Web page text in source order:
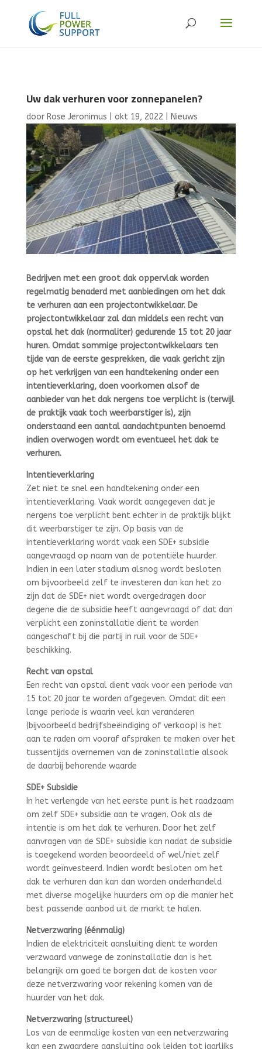
Uw dak verhuren voor zonnepanelen?
door Rose Jeronimus okt 19, 2022 Nieuws
Bedrijven met een groot dak oppervlak worden
regelmatig benaderd met aanbiedingen om het dak
te verhuren aan een projectontwikkelaar. De
projectontwikkelaar zal dan middels een recht van
opstal het dak (normaliter) gedurende 15 tot 20 jaar
huren. Omdat sommige projectontwikkelaars ten
tijde van de eerste gesprekken, die vaak gericht zijn
op het verkrijgen van een handtekening onder een
intentieverklaring, doen voorkomen alsof de
aanbieder van het dak nergens toe verplicht is (terwijl
de praktijk vaak toch weerbarstiger is), zijn
onderstaand een aantal aandachtpunten benoemd
indien overwogen wordt om eventueel het dak te
verhuren.
Intentieverklaring
Zet niet te snel een handtekening onder een
intentieverklaring. Vaak wordt aangegeven dat je
nergens toe verplicht bent echter in de praktijk blijkt
dit weerbarstiger te zijn. Op basis van de
intentieverklaring wordt vaak een SDE+ subsidie
aangevraagd op naam van de potentiële huurder.
Indien in een later stadium alsnog wordt besloten
om bijvoorbeeld zelf te investeren dan kan het zo
zijn dat de SDE+ niet wordt overgedragen door
degene die de subsidie heeft aangevraagd of dat dan
verplicht een zoninstallatie dient te worden
aangeschaft bij die partij in ruil voor de SDE+
beschikking.
Recht van opstal
Een recht van opstal dient vaak voor een periode van
15 tot 20 jaar te worden afgegeven. Omdat dit een
lange periode is waarin veel kan veranderen
(bijvoorbeeld bedrijfsbeëindiging of verkoop) is het
aan te raden om vooraf afspraken te maken over het
tussentijds overnemen van de zoninstallatie alsook
de daarbij behorende waarde
SDE+ Subsidie
In het verlengde van het eerste punt is het raadzaam
om zelf SDE+ subsidie aan te vragen. Ook als de
intentie is om het dak te verhuren. Door het zelf
aanvragen van de SDE+ subsidie kan nadat de subsidie
is toegekend worden beoordeeld of wel/niet zelf
wordt geïnvesteerd. Indien wordt besloten om het
dak te verhuren dan kan dan worden onderhandeld
met diverse mogelijke huurders om op die manier het
best passende aanbod uit de markt te halen.
Netverzwaring (éénmalig)
Indien de elektriciteit aansluiting dient te worden
verzwaard vanwege de zoninstallatie dan is het
belangrijk om goed te borgen dat de kosten voor
deze netverzwaring voor rekening komen van de
huurder van het dak.
Netverzwaring (structureel)
Los van de eenmalige kosten van een netverzwaring
kan een zwaardere aansluiting ook leiden tot jaarlijks